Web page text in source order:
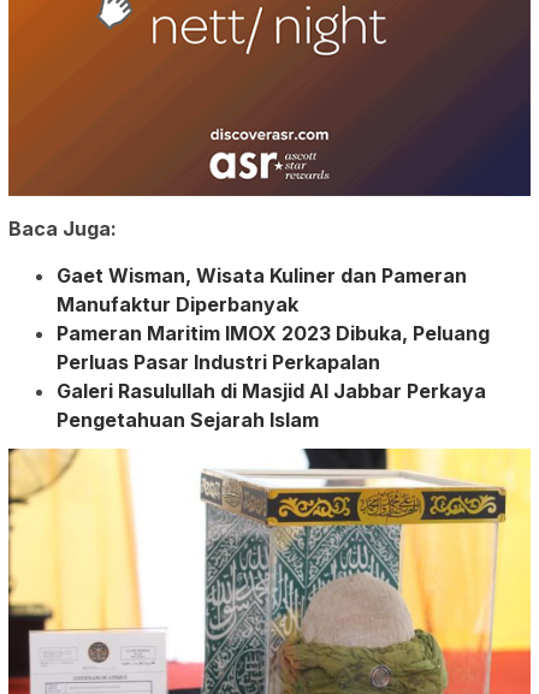
Baca Juga:
Gaet Wisman, Wisata Kuliner dan Pameran
Manufaktur Diperbanyak
Pameran Maritim IMOX 2023 Dibuka, Peluang
Perluas Pasar Industri Perkapalan
Galeri Rasulullah di Masjid Al Jabbar Perkaya
Pengetahuan Sejarah Islam